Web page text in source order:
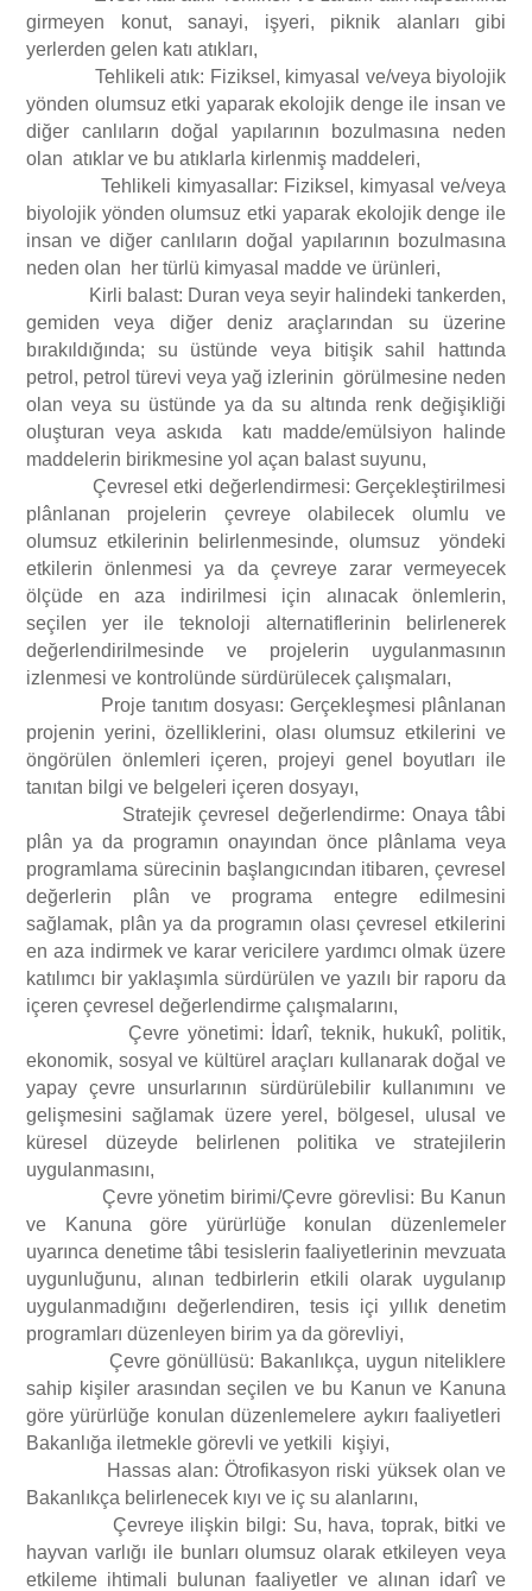
girmeyen konut, sanayi, işyeri, piknik alanları gibi
yerlerden gelen katı atıkları,
Tehlikeli atık: Fiziksel, kimyasal ve/veya biyolojik
yönden olumsuz etki yaparak ekolojik denge ile insan ve
diğer canlıların doğal yapılarının bozulmasına neden
olan atıklar ve bu atıklarla kirlenmiş maddeleri,
Tehlikeli kimyasallar: Fiziksel, kimyasal ve/veya
biyolojik yönden olumsuz etki yaparak ekolojik denge ile
insan ve diğer canlıların doğal yapılarının bozulmasına
neden olan her türlü kimyasal madde ve ürünleri,
Kirli balast: Duran veya seyir halindeki tankerden,
gemiden veya diğer deniz araçlarından su üzerine
bırakıldığında; su üstünde veya bitişik sahil hattında
petrol, petrol türevi veya yağ izlerinin görülmesine neden
olan veya su üstünde ya da su altında renk değişikliği
oluşturan veya askıda katı madde/emülsiyon halinde
maddelerin birikmesine yol açan balast suyunu,
Çevresel etki değerlendirmesi: Gerçekleştirilmesi
plânlanan projelerin çevreye olabilecek olumlu ve
olumsuz etkilerinin belirlenmesinde, olumsuz yöndeki
etkilerin önlenmesi ya da çevreye zarar vermeyecek
ölçüde en aza indirilmesi için alınacak önlemlerin,
seçilen yer ile teknoloji alternatiflerinin belirlenerek
değerlendirilmesinde ve projelerin uygulanmasının
izlenmesi ve kontrolünde sürdürülecek çalışmaları,
Proje tanıtım dosyası: Gerçekleşmesi plânlanan
projenin yerini, özelliklerini, olası olumsuz etkilerini ve
öngörülen önlemleri içeren, projeyi genel boyutları ile
tanıtan bilgi ve belgeleri içeren dosyayı,
Stratejik çevresel değerlendirme: Onaya tâbi
plân ya da programın onayından önce plânlama veya
programlama sürecinin başlangıcından itibaren, çevresel
değerlerin plân ve programa entegre edilmesini
sağlamak, plân ya da programın olası çevresel etkilerini
en aza indirmek ve karar vericilere yardımcı olmak üzere
katılımcı bir yaklaşımla sürdürülen ve yazılı bir raporu da
içeren çevresel değerlendirme çalışmalarını,
Çevre yönetimi: İdarî, teknik, hukukî, politik,
ekonomik, sosyal ve kültürel araçları kullanarak doğal ve
yapay çevre unsurlarının sürdürülebilir kullanımını ve
gelişmesini sağlamak üzere yerel, bölgesel, ulusal ve
küresel düzeyde belirlenen politika ve stratejilerin
uygulanmasını,
Çevre yönetim birimi/Çevre görevlisi: Bu Kanun
ve Kanuna göre yürürlüğe konulan düzenlemeler
uyarınca denetime tâbi tesislerin faaliyetlerinin mevzuata
uygunluğunu, alınan tedbirlerin etkili olarak uygulanıp
uygulanmadığını değerlendiren, tesis içi yıllık denetim
programları düzenleyen birim ya da görevliyi,
Çevre gönüllüsü: Bakanlıkça, uygun niteliklere
sahip kişiler arasından seçilen ve bu Kanun ve Kanuna
göre yürürlüğe konulan düzenlemelere aykırı faaliyetleri
Bakanlığa iletmekle görevli ve yetkili kişiyi,
Hassas alan: Ötrofikasyon riski yüksek olan ve
Bakanlıkça belirlenecek kıyı ve iç su alanlarını,
Çevreye ilişkin bilgi: Su, hava, toprak, bitki ve
hayvan varlığı ile bunları olumsuz olarak etkileyen veya
etkileme ihtimali bulunan faaliyetler ve alınan idarî ve